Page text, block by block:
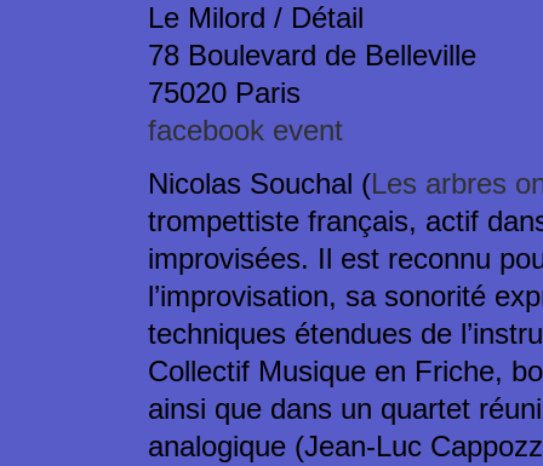
Le Milord / Détail
78 Boulevard de Belleville
75020 Paris
facebook event
Nicolas Souchal (Les arbres
trompettiste français, actif
improvisées. Il est reconnu
l’improvisation, sa sonorité
techniques étendues de
Collectif Musique en Friche,
ainsi que dans un quartet
analogique (Jean-Luc